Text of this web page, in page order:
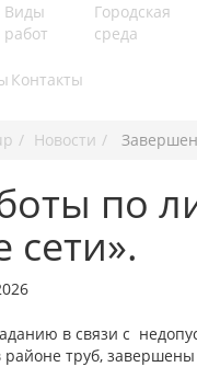
Виды
работ
Городская
среда
Контакты
Новости
по
в связи с
труб,